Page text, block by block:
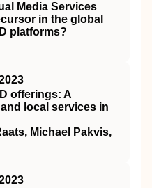
Media Services
in the global
platforms?
offerings: A
local services in
Michael Pakvis,